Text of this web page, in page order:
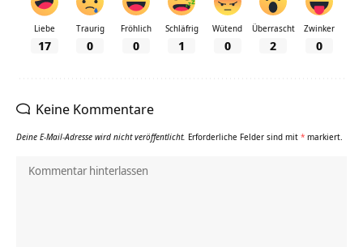
Liebe
17
Traurig
0
Fröhlich
0
Schläfrig
1
Wütend
0
Überrascht
2
Zwinker
0
Keine Kommentare
Deine E-Mail-Adresse wird nicht veröffentlicht. Erforderliche Felder sind mit * markiert.